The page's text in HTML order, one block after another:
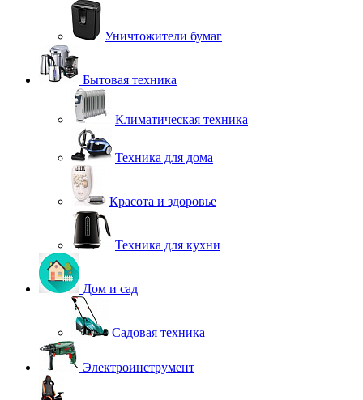
Уничтожители бумаг
Бытовая техника
Климатическая техника
Техника для дома
Красота и здоровье
Техника для кухни
Дом и сад
Садовая техника
Электроинструмент